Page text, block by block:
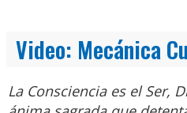
Video: Mecánica
La Consciencia es el Ser,